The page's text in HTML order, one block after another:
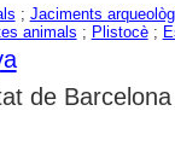
; Jaciments
animals ; Plistocè;
de Barcelona